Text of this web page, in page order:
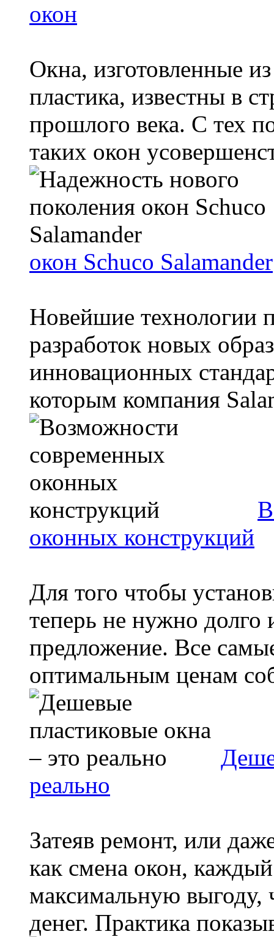
окон
Окна, изготовленные
пластика, известны в
прошлого века. С тех
таких окон
окон Schuco Salamander
Новейшие технологии
разработок новых
инновационных
которым компания
оконных конструкций
Для того чтобы
теперь не нужно долго
предложение. Все
оптимальным ценам
реально
Затеяв ремонт, или
как смена окон,
максимальную выгоду,
денег. Практика